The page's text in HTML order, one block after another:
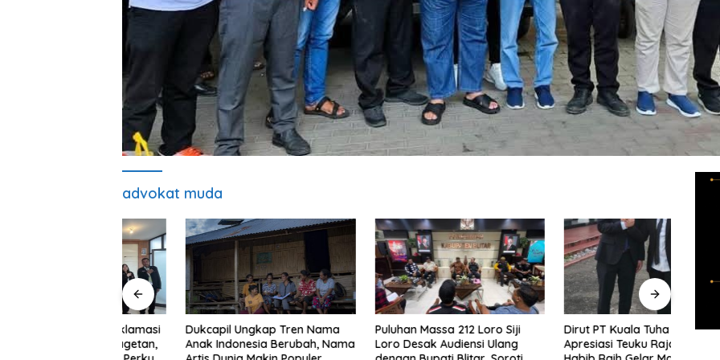
advokat muda
Dukcapil Ungkap Tren Nama
Anak Indonesia Berubah, Nama
Puluhan Massa 212 Loro Siji
Loro Desak Audiensi Ulang
Dirut PT Kuala Tuha Sejati
Apresiasi Teuku Raja Yordan
INTI